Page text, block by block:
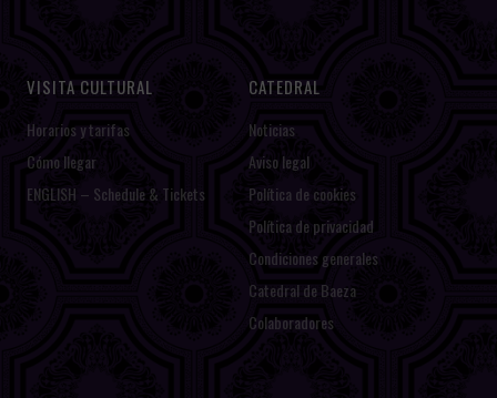
VISITA CULTURAL
Horarios y tarifas
Cómo llegar
ENGLISH – Schedule & Tickets
CATEDRAL
Noticias
Aviso legal
Política de cookies
Política de privacidad
Condiciones generales
Catedral de Baeza
Colaboradores